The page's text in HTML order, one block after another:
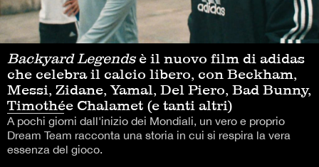
Backyard Legendsè il nuovo film di adidas
che celebra il calcio libero, con Beckham,
Messi, Zidane, Yamal, Del Piero, Bad Bunny,
Timothée Chalamet (e tanti altri)
A pochi giorni dall'inizio dei Mondiali, un vero e proprio
Dream Team racconta una storia in cui si respira la vera
essenza del gioco.